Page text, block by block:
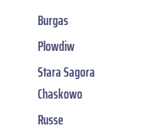
Burgas
Plowdiw
Stara Sagora
Chaskowo
Russe